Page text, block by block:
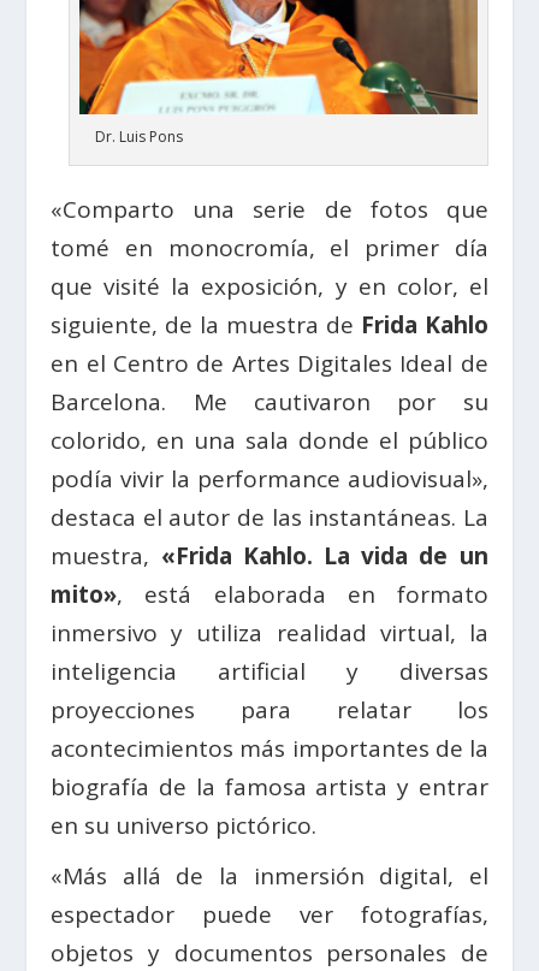
Dr. Luis Pons
«Comparto una serie de fotos que
tomé en monocromía, el primer día
que visité la exposición, y en color, el
siguiente, de la muestra de Frida Kahlo
en el Centro de Artes Digitales Ideal de
Barcelona. Me cautivaron por su
colorido, en una sala donde el público
podía vivir la performance audiovisual»,
destaca el autor de las instantáneas. La
muestra, «Frida Kahlo. La vida de un
mito», está elaborada en formato
inmersivo y utiliza realidad virtual, la
inteligencia artificial y diversas
proyecciones para relatar los
acontecimientos más importantes de la
biografía de la famosa artista y entrar
en su universo pictórico.
«Más allá de la inmersión digital, el
espectador puede ver fotografías,
objetos y documentos personales de